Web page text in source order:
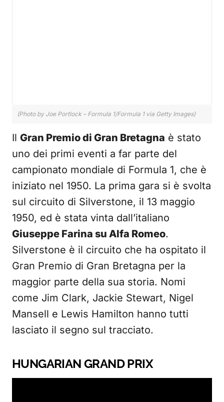
(Photo by Joe Portlock – Formula 1/Formula 1 via Getty Images)
Il Gran Premio di Gran Bretagna è stato
uno dei primi eventi a far parte del
campionato mondiale di Formula 1, che è
iniziato nel 1950. La prima gara si è svolta
sul circuito di Silverstone, il 13 maggio
1950, ed è stata vinta dall’italiano
Giuseppe Farina su Alfa Romeo.
Silverstone è il circuito che ha ospitato il
Gran Premio di Gran Bretagna per la
maggior parte della sua storia. Nomi
come Jim Clark, Jackie Stewart, Nigel
Mansell e Lewis Hamilton hanno tutti
lasciato il segno sul tracciato.
HUNGARIAN GRAND PRIX